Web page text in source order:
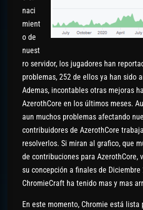
naci
mient
o de
nuest
ro servidor, los jugadores han
problemas, 252 de ellos ya han sido
Ademas, incontables otras mejoras
AzerothCore en los últimos meses.
aun muchos problemas afectando
contribuidores de AzerothCore
resolverlos. Si miran al grafico, que
de contribuciones para AzerothCore,
su concepción a finales de Diciembre
ChromieCraft ha tenido mas y mas
En este momento, Chromie está